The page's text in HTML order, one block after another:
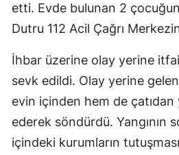
etti. Evde bulunan 2
Dutru 112 Acil Çağrı
İhbar üzerine olay yerine
sevk edildi. Olay yerine
evin içinden hem de çatıdan
ederek söndürdü. Yangının
içindeki kurumların